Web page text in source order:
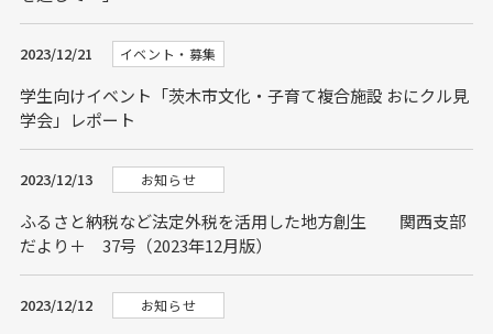
2023/12/21 イベント・募集
学生向けイベント「茨木市文化・子育て複合施設 おにクル見
学会」レポート
2023/12/13 お知らせ
ふるさと納税など法定外税を活用した地方創生 関西支部
だより＋ 37号（2023年12月版）
2023/12/12 お知らせ